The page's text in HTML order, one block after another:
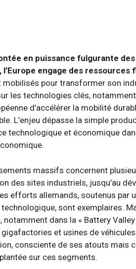
en puissance fulgurante
engage des
mobilisés pour transformer son
les technologies clés,
d’accélérer la mobilité
L’enjeu dépasse la simple
technologique et économique
massifs concernent
des sites industriels, jusqu’au
efforts allemands, soutenus
technologique, sont exemplaires.
notamment dans la « Battery
et usines de
consciente de ses atouts mais
sur ces segments.